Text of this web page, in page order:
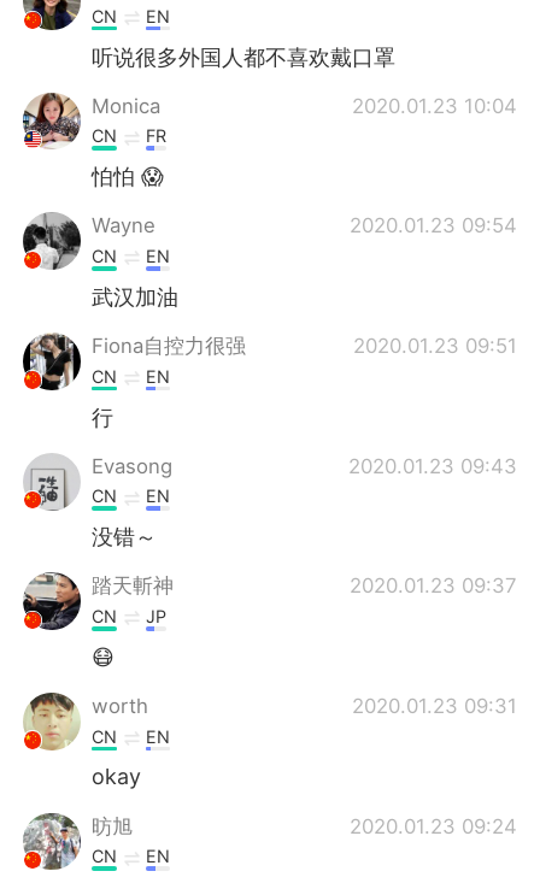
CN EN
听说很多外国人都不喜欢戴口罩
Monica 2020.01.23 10:04
CN FR
怕怕 😱
Wayne 2020.01.23 09:54
CN EN
武汉加油
Fiona自控力很强 2020.01.23 09:51
CN EN
行
Evasong 2020.01.23 09:43
CN EN
没错～
踏天斬神 2020.01.23 09:37
CN JP
😷
worth 2020.01.23 09:31
CN EN
okay
昉旭 2020.01.23 09:24
CN EN